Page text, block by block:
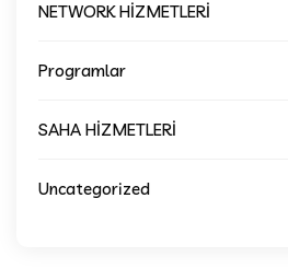
NETWORK HİZMETLERİ
Programlar
SAHA HİZMETLERİ
Uncategorized